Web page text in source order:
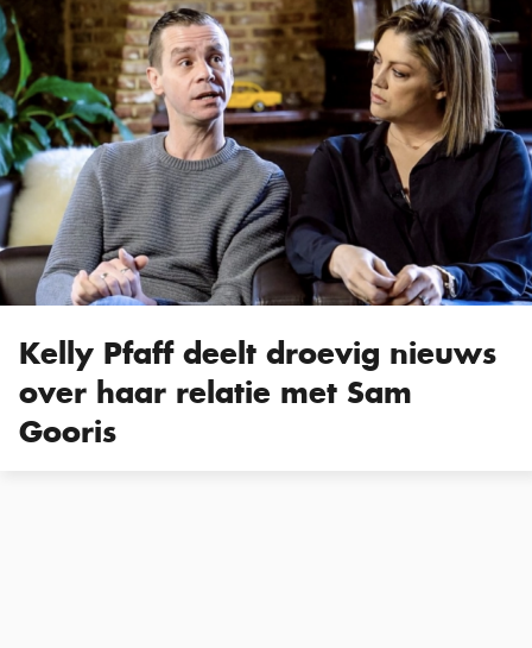
Kelly Pfaff deelt droevig nieuws
over haar relatie met Sam
Gooris